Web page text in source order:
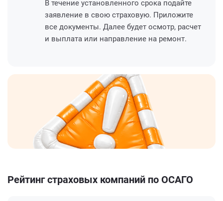
В течение установленного срока подайте
заявление в свою страховую. Приложите
все документы. Далее будет осмотр, расчет
и выплата или направление на ремонт.
Рейтинг страховых компаний по ОСАГО